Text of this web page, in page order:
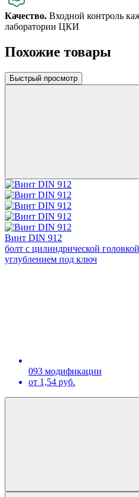
Качество. Входной контроль
лаборатории ЦКИ
Похожие товары
Быстрый просмотр
Винт DIN 912
болт с цилиндрической
углублением под ключ
093 модификации
от 1,54 руб.